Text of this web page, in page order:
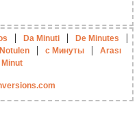
| Da Minuti | De Minutes |
| с Минуты |
Arası
Minut